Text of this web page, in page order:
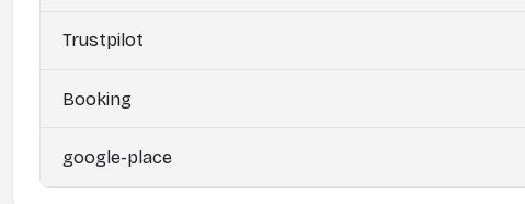
Trustpilot
Booking
google-place